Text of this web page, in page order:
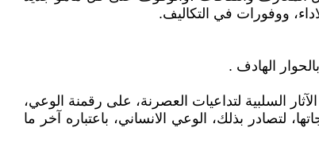
ووفورات في التكاليف.
الهادف .
السلبية لتداعيات العصرنة، على رقمنة الوعي،
لتصادر بذلك، الوعي الانساني، باعتباره آخر ما